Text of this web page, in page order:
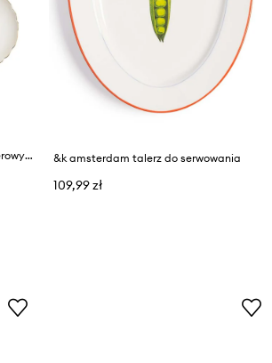
&k amsterdam zestaw talerzy deserowych Canal House 4-pack &k amsterdam talerz do serwowania
109,99 zł